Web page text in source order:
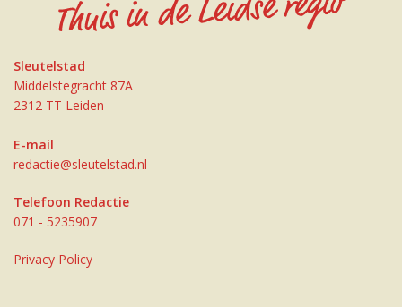
Sleutelstad
Middelstegracht 87A
2312 TT Leiden
E-mail
redactie@sleutelstad.nl
Telefoon Redactie
071 - 5235907
Privacy Policy